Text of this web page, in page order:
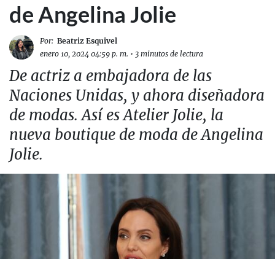
de Angelina Jolie
Por: Beatriz Esquivel
enero 10, 2024 04:59 p. m. • 3 minutos de lectura
De actriz a embajadora de las
Naciones Unidas, y ahora diseñadora
de modas. Así es Atelier Jolie, la
nueva boutique de moda de Angelina
Jolie.